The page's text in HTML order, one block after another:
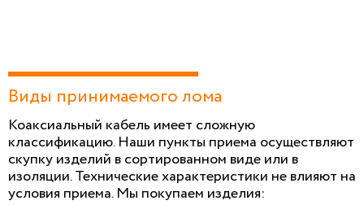
Виды принимаемого лома
Коаксиальный кабель имеет сложную
классификацию. Наши пункты приема осуществляют
скупку изделий в сортированном виде или в
изоляции. Технические характеристики не влияют на
условия приема. Мы покупаем изделия: